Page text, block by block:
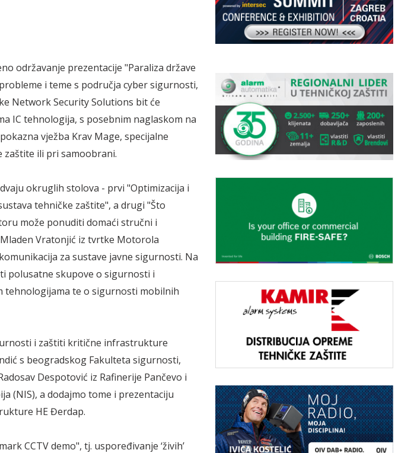
održavanje prezentacije "Paraliza države
i teme s područja cyber sigurnosti,
Network Security Solutions bit će
IC tehnologija, s posebnim naglaskom na
vježba Krav Mage, specijalne
zaštite ili pri samoobrani.
okruglih stolova - prvi "Optimizacija i
tehničke zaštite", a drugi "Što
može ponuditi domaći stručni i
Vratonjić iz tvrtke Motorola
za sustave javne sigurnosti. Na
polusatne skupove o sigurnosti i
tehnologijama te o sigurnosti mobilnih
i zaštiti kritične infrastrukture
s beogradskog Fakulteta sigurnosti,
Despotović iz Rafinerije Pančevo i
(NIS), a dodajmo tome i prezentaciju
HE Đerdap.
CCTV demo", tj. uspoređivanje ‘živih’